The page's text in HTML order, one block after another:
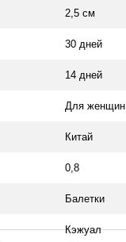
2,5 см
30 дней
14 дней
Для женщин
Китай
0,8
Балетки
Кэжуал